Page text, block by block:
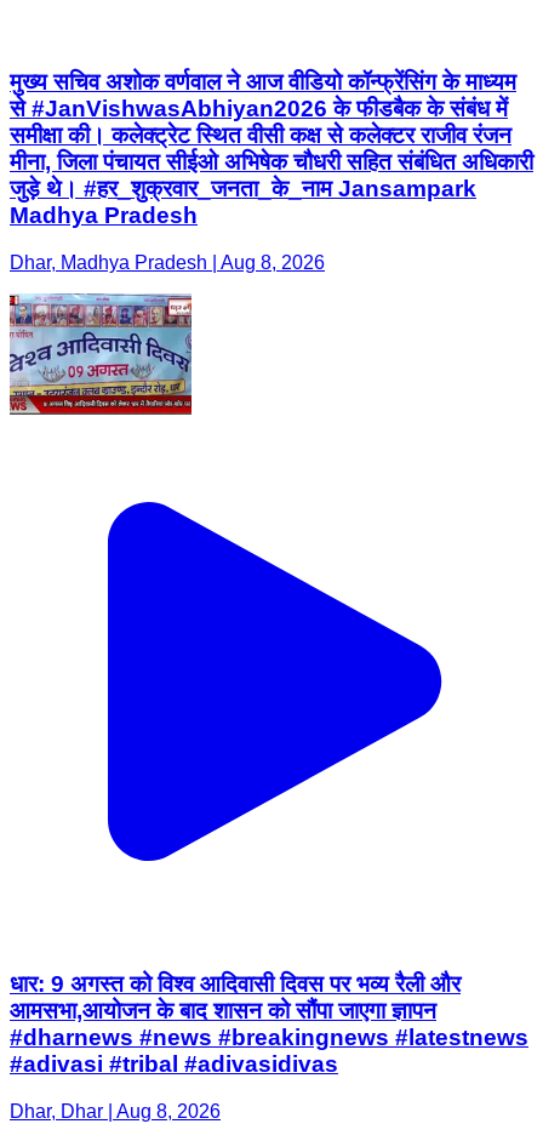
मुख्य सचिव अशोक वर्णवाल ने आज वीडियो कॉन्फ्रेंसिंग के माध्यम
से #JanVishwasAbhiyan2026 के फीडबैक के संबंध में
समीक्षा की। कलेक्ट्रेट स्थित वीसी कक्ष से कलेक्टर राजीव रंजन
मीना, जिला पंचायत सीईओ अभिषेक चौधरी सहित संबंधित अधिकारी
जुड़े थे। #हर_शुक्रवार_जनता_के_नाम Jansampark
Madhya Pradesh
Dhar, Madhya Pradesh | Aug 8, 2026
धार: 9 अगस्त को विश्व आदिवासी दिवस पर भव्य रैली और
आमसभा,आयोजन के बाद शासन को सौंपा जाएगा ज्ञापन
#dharnews #news #breakingnews #latestnews
#adivasi #tribal #adivasidivas
Dhar, Dhar | Aug 8, 2026